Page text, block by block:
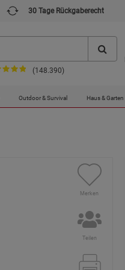
30 Tage Rückgaberecht
(148.390)
Outdoor & Survival Haus & Garten
Merken
Teilen